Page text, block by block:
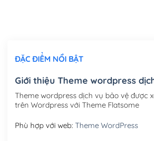
Mua thêm Host + Tên miền
Tên miền quốc tế .com .net .org (1
Tên miền Việt Nam .vn (1 năm)
ĐẶC ĐIỂM NỔI BẬT
Giới thiệu Theme wordpress
Theme wordpress dịch vụ bảo vệ được
trên Wordpress với Theme Flatsome
Phù hợp với web: Theme WordPress